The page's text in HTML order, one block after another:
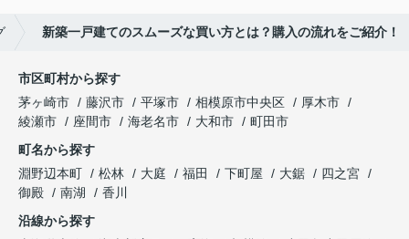
新築一戸建てのスムーズな買い方とは？購入の流れをご紹介！
市区町村から探す
茅ヶ崎市
藤沢市 平塚市 相模原市中央区
厚木市
綾瀬市
座間市 海老名市 大和市
町田市
町名から探す
淵野辺本町
松林 大庭 福田 下町屋 大鋸
四之宮
御殿
南湖
香川
沿線から探す